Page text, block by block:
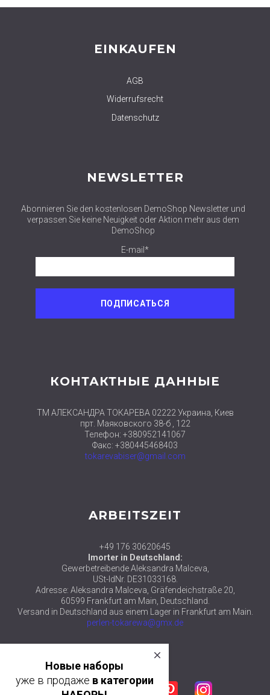
EINKAUFEN
AGB
Widerrufsrecht
Datenschutz
NEWSLETTER
Abonnieren Sie den kostenlosen DemoShop Newsletter und
verpassen Sie keine Neuigkeit oder Aktion mehr aus dem
DemoShop
E-mail*
КОНТАКТНЫЕ ДАННЫЕ
ТМ АЛЕКСАНДРА ТОКАРЕВА 02222 Украина, Киев
прт. Маяковского 38-б , 122
Телефон: +380952141067
Факс: +380445468403
tokarevabiser@gmail.com
ARBEITSZEIT
+49 176 30620645
Imorter in Deutschland:
Gewerbetreibende Aleksandra Malceva,
USt-IdNr. DE31033168.
Adresse: Aleksandra Malceva, Gräfendeichstraße 20,
60599 Frankfurt am Main, Deutschland.
Versand in Deutschland aus einem Lager in Frankfurt am Main.
perlen-tokarewa@gmx.de
Facebook Twitter Google plus Pinterest Instagram
Новые наборы
уже в продажев категории
НАБОРЫ